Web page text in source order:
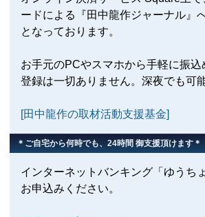
ードによる『田中龍作ジャーナル』
となっております。
お手元のPCやスマホから手軽に振込
登録は一切ありません。深夜でも可
[田中龍作の取材活動支援基金]
＊ご自宅から何時でも、24時間 御支援頂けます＊
インターネットバンキング「ゆうち
お申込みください。